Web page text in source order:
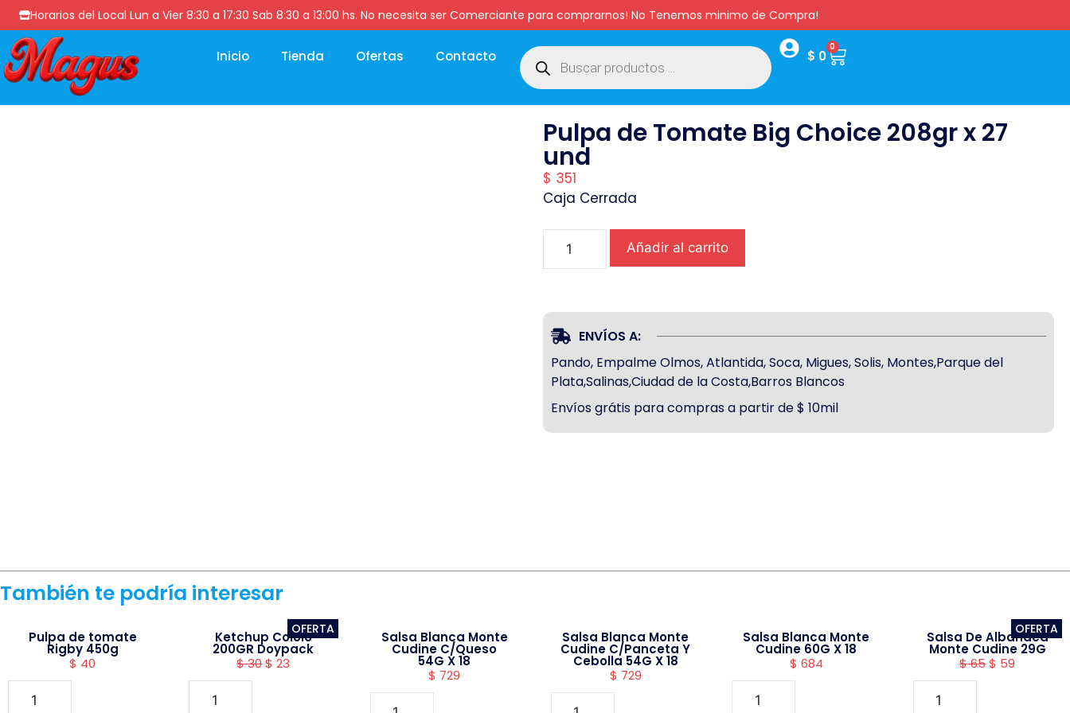
Horarios del Local Lun a Vier 8:30 a 17:30 Sab 8:30 a 13:00 hs. No necesita ser Comerciante para comprarnos! No Tenemos minimo de Compra!
Inicio Tienda Ofertas Contacto $ 0
0
Pulpa de Tomate Big Choice 208gr x 27
und
$ 351
Caja Cerrada
Añadir al carrito
ENVÍOS A:
Pando, Empalme Olmos, Atlantida, Soca, Migues, Solis, Montes,Parque del
Plata,Salinas,Ciudad de la Costa,Barros Blancos
Envíos grátis para compras a partir de $ 10mil
También te podría interesar
Pulpa de tomate
Rigby 450g
$ 40
OFERTA
Ketchup Cololo
200GR Doypack
$30$ 23
Salsa Blanca Monte
Cudine C/Queso
54G X 18
$ 729
Salsa Blanca Monte
Cudine C/Panceta Y
Cebolla 54G X 18
$ 729
Salsa Blanca Monte
Cudine 60G X 18
$ 684
OFERTA
Salsa De Albahaca
Monte Cudine 29G
$65$ 59